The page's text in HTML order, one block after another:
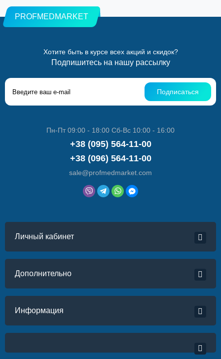
PROFMEDMARKET
Хотите быть в курсе всех акций и скидок?
Подпишитесь на нашу рассылку
Подписаться
Пн-Пт 09:00 - 18:00 Сб-Вс 10:00 - 16:00
+38 (095) 564-11-00
+38 (096) 564-11-00
sale@profmedmarket.com
Личный кабинет
Дополнительно
Информация